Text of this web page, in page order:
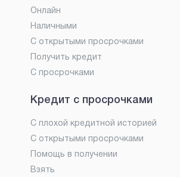
Онлайн
Наличными
С открытыми просрочками
Получить кредит
С просрочками
Кредит с просрочками
С плохой кредитной историей
С открытыми просрочками
Помощь в получении
Взять